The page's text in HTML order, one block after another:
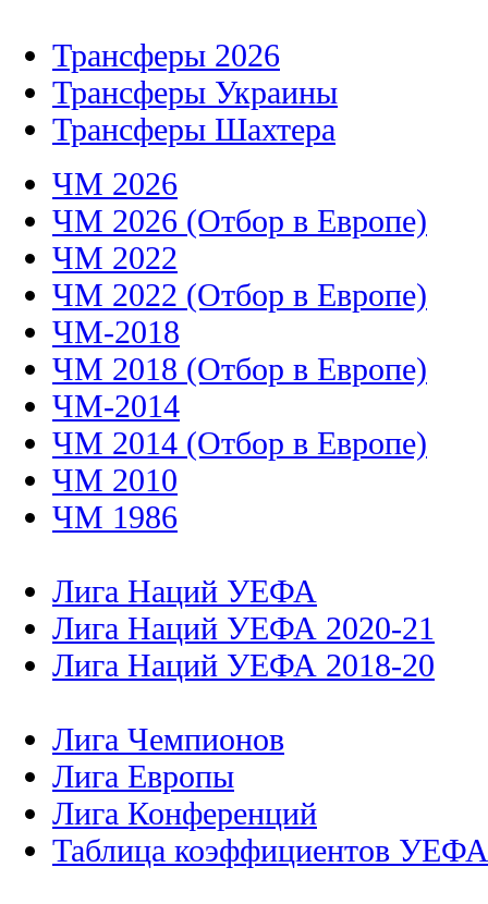
Трансферы 2026
Трансферы Украины
Трансферы Шахтера
ЧМ 2026
ЧМ 2026 (Отбор в Европе)
ЧМ 2022
ЧМ 2022 (Отбор в Европе)
ЧМ-2018
ЧМ 2018 (Отбор в Европе)
ЧМ-2014
ЧМ 2014 (Отбор в Европе)
ЧМ 2010
ЧМ 1986
Лига Наций УЕФА
Лига Наций УЕФА 2020-21
Лига Наций УЕФА 2018-20
Лига Чемпионов
Лига Европы
Лига Конференций
Таблица коэффициентов УЕФА